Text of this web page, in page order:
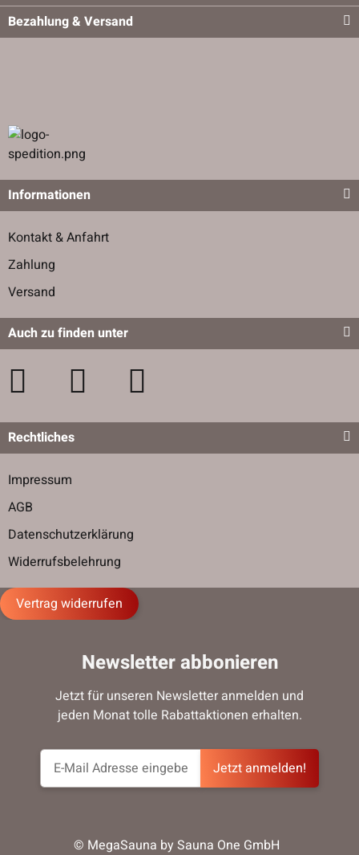
Bezahlung & Versand
Informationen
Kontakt & Anfahrt
Zahlung
Versand
Auch zu finden unter
Rechtliches
Impressum
AGB
Datenschutzerklärung
Widerrufsbelehrung
Vertrag widerrufen
Newsletter abbonieren
Jetzt anmelden!
Jetzt für unseren Newsletter anmelden und
jeden Monat tolle Rabattaktionen erhalten.
© MegaSauna by Sauna One GmbH